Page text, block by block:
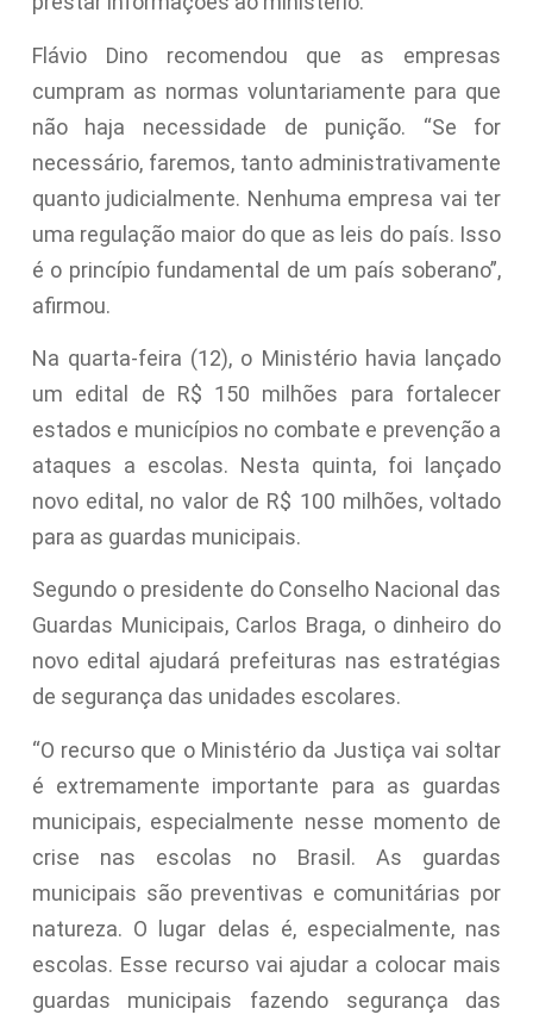
Flávio Dino recomendou que as empresas
cumpram as normas voluntariamente para que
não haja necessidade de punição. “Se for
necessário, faremos, tanto administrativamente
quanto judicialmente. Nenhuma empresa vai ter
uma regulação maior do que as leis do país. Isso
é o princípio fundamental de um país soberano”,
afirmou.
Na quarta-feira (12), o Ministério havia lançado
um edital de R$ 150 milhões para fortalecer
estados e municípios no combate e prevenção a
ataques a escolas. Nesta quinta, foi lançado
novo edital, no valor de R$ 100 milhões, voltado
para as guardas municipais.
Segundo o presidente do Conselho Nacional das
Guardas Municipais, Carlos Braga, o dinheiro do
novo edital ajudará prefeituras nas estratégias
de segurança das unidades escolares.
“O recurso que o Ministério da Justiça vai soltar
é extremamente importante para as guardas
municipais, especialmente nesse momento de
crise nas escolas no Brasil. As guardas
municipais são preventivas e comunitárias por
natureza. O lugar delas é, especialmente, nas
escolas. Esse recurso vai ajudar a colocar mais
guardas municipais fazendo segurança das